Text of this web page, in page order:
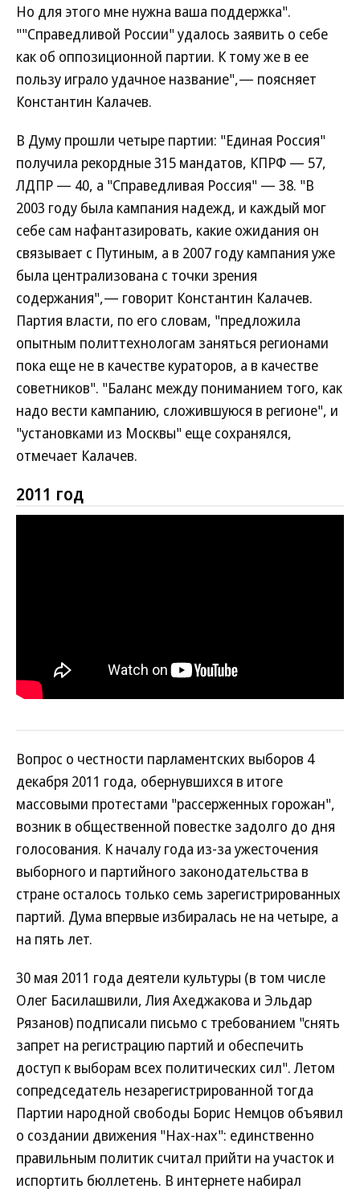
Но для этого мне нужна ваша поддержка".
""Справедливой России" удалось заявить о себе
как об оппозиционной партии. К тому же в ее
пользу играло удачное название",— поясняет
Константин Калачев.
В Думу прошли четыре партии: "Единая Россия"
получила рекордные 315 мандатов, КПРФ — 57,
ЛДПР — 40, а "Справедливая Россия" — 38. "В
2003 году была кампания надежд, и каждый мог
себе сам нафантазировать, какие ожидания он
связывает с Путиным, а в 2007 году кампания уже
была централизована с точки зрения
содержания",— говорит Константин Калачев.
Партия власти, по его словам, "предложила
опытным политтехнологам заняться регионами
пока еще не в качестве кураторов, а в качестве
советников". "Баланс между пониманием того, как
надо вести кампанию, сложившуюся в регионе", и
"установками из Москвы" еще сохранялся,
отмечает Калачев.
2011 год
Вопрос о честности парламентских выборов 4
декабря 2011 года, обернувшихся в итоге
массовыми протестами "рассерженных горожан",
возник в общественной повестке задолго до дня
голосования. К началу года из-за ужесточения
выборного и партийного законодательства в
стране осталось только семь зарегистрированных
партий. Дума впервые избиралась не на четыре, а
на пять лет.
30 мая 2011 года деятели культуры (в том числе
Олег Басилашвили, Лия Ахеджакова и Эльдар
Рязанов) подписали письмо с требованием "снять
запрет на регистрацию партий и обеспечить
доступ к выборам всех политических сил". Летом
сопредседатель незарегистрированной тогда
Партии народной свободы Борис Немцов объявил
о создании движения "Нах-нах": единственно
правильным политик считал прийти на участок и
испортить бюллетень. В интернете набирал